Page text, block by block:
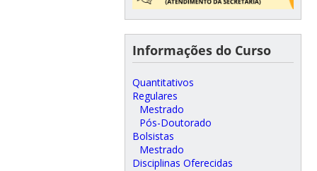
Informações do Curso
Quantitativos
Regulares
Mestrado
Pós-Doutorado
Bolsistas
Mestrado
Disciplinas Oferecidas